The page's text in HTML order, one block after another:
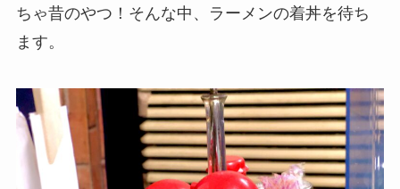
ちゃ昔のやつ！そんな中、ラーメンの着丼を待ち
ます。